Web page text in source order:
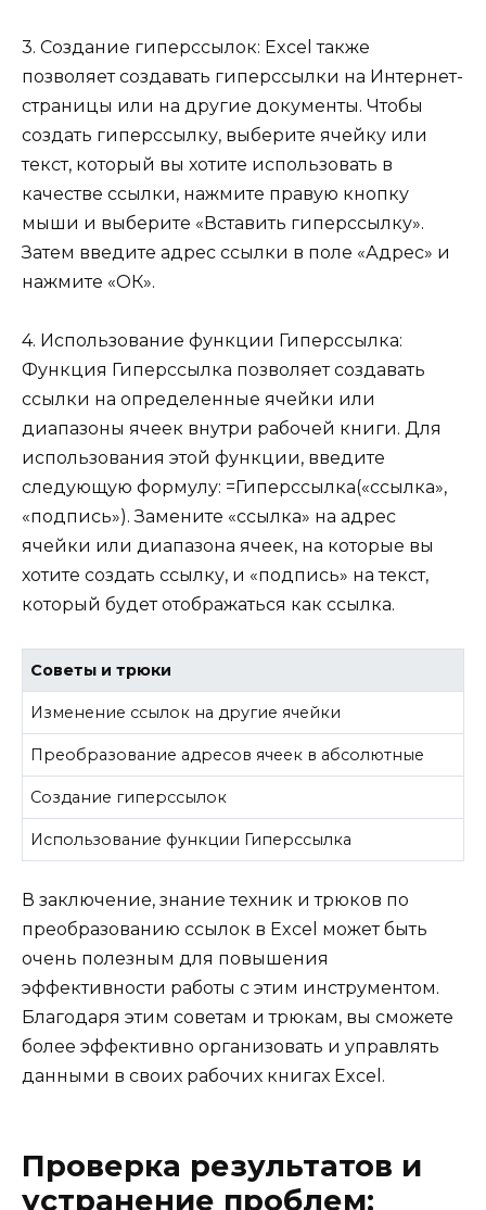
3. Создание гиперссылок: Excel также
позволяет создавать гиперссылки на Интернет-
страницы или на другие документы. Чтобы
создать гиперссылку, выберите ячейку или
текст, который вы хотите использовать в
качестве ссылки, нажмите правую кнопку
мыши и выберите «Вставить гиперссылку».
Затем введите адрес ссылки в поле «Адрес» и
нажмите «ОК».
4. Использование функции Гиперссылка:
Функция Гиперссылка позволяет создавать
ссылки на определенные ячейки или
диапазоны ячеек внутри рабочей книги. Для
использования этой функции, введите
следующую формулу: =Гиперссылка(«ссылка»,
«подпись»). Замените «ссылка» на адрес
ячейки или диапазона ячеек, на которые вы
хотите создать ссылку, и «подпись» на текст,
который будет отображаться как ссылка.
Советы и трюки
Изменение ссылок на другие ячейки
Преобразование адресов ячеек в абсолютные
Создание гиперссылок
Использование функции Гиперссылка
В заключение, знание техник и трюков по
преобразованию ссылок в Excel может быть
очень полезным для повышения
эффективности работы с этим инструментом.
Благодаря этим советам и трюкам, вы сможете
более эффективно организовать и управлять
данными в своих рабочих книгах Excel.
Проверка результатов и
устранение проблем: